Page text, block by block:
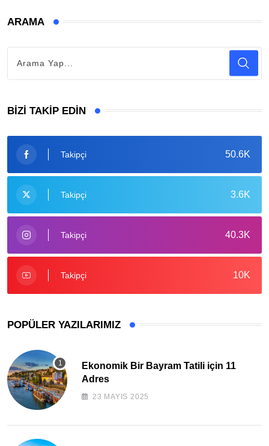
ARAMA
BIZI TAKIP EDIN
50.6K
Takipçi
3.6K
Takipçi
40.3K
Takipçi
10K
Takipçi
POPÜLER YAZILARIMIZ
Ekonomik Bir Bayram Tatili için 11
Adres
23 MAYIS 2025